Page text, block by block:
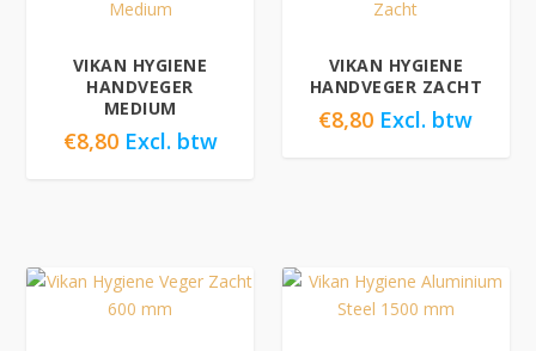
VIKAN HYGIENE
HANDVEGER
MEDIUM
€8,80 Excl. btw
VIKAN HYGIENE
HANDVEGER ZACHT
€8,80 Excl. btw